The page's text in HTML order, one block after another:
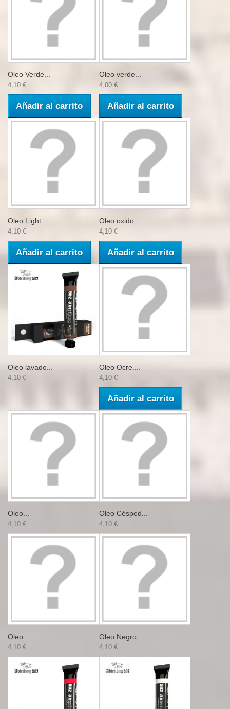
Oleo Verde...
4,10 €
Añadir al carrito
Oleo verde...
4,00 €
Añadir al carrito
Oleo Light...
4,10 €
Añadir al carrito
Oleo oxido...
4,10 €
Añadir al carrito
Oleo lavado...
4,10 €
Oleo Ocre....
4,10 €
Añadir al carrito
Oleo...
4,10 €
Oleo Césped...
4,10 €
Oleo...
4,10 €
Oleo Negro,...
4,10 €